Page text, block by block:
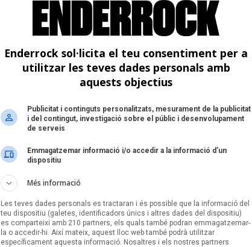
Enderrock sol·licita el teu consentiment per a
utilitzar les teves dades personals amb
aquests objectius
Publicitat i continguts personalitzats, mesurament de la publicitat
i del contingut, investigació sobre el públic i desenvolupament
de serveis
Emmagatzemar informació i/o accedir a la informació d’un
dispositiu
Més informació
Les teves dades personals es tractaran i és possible que la informació del
teu dispositiu (galetes, identificadors únics i altres dades del dispositiu)
es comparteixi amb 210 partners, els quals també podran emmagatzemar-
la o accedir-hi. Així mateix, aquest lloc web també podrà utilitzar
específicament aquesta informació. Nosaltres i els nostres partners